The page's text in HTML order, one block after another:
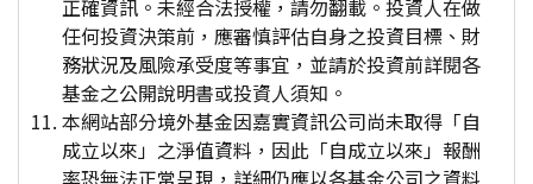
正確資訊。未經合法授權，請勿翻載。投資人在做
任何投資決策前，應審慎評估自身之投資目標、財
務狀況及風險承受度等事宜，並請於投資前詳閱各
基金之公開說明書或投資人須知。
本網站部分境外基金因嘉實資訊公司尚未取得「自
成立以來」之淨值資料，因此「自成立以來」報酬
率恐無法正常呈現，詳細仍應以各基金公司之資料